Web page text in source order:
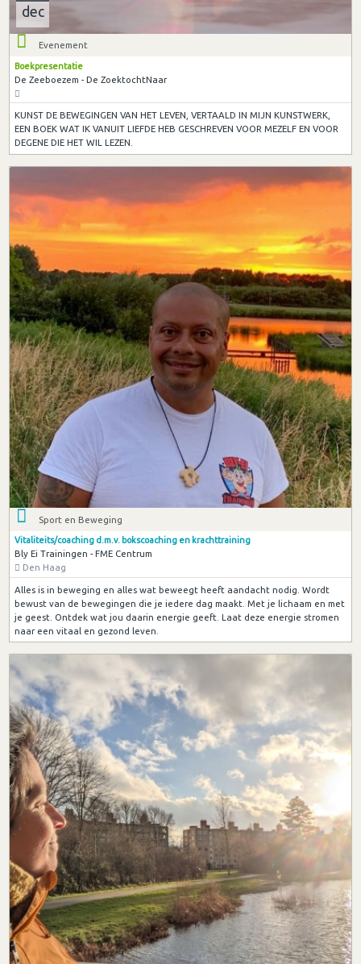
dec
Evenement
Boekpresentatie
De Zeeboezem - De ZoektochtNaar
KUNST DE BEWEGINGEN VAN HET LEVEN, VERTAALD IN MIJN KUNSTWERK,
EEN BOEK WAT IK VANUIT LIEFDE HEB GESCHREVEN VOOR MEZELF EN VOOR
DEGENE DIE HET WIL LEZEN.
Sport en Beweging
Vitaliteits/coaching d.m.v. bokscoaching en krachttraining
Bly Ei Trainingen - FME Centrum
Den Haag
Alles is in beweging en alles wat beweegt heeft aandacht nodig. Wordt
bewust van de bewegingen die je iedere dag maakt. Met je lichaam en met
je geest. Ontdek wat jou daarin energie geeft. Laat deze energie stromen
naar een vitaal en gezond leven.